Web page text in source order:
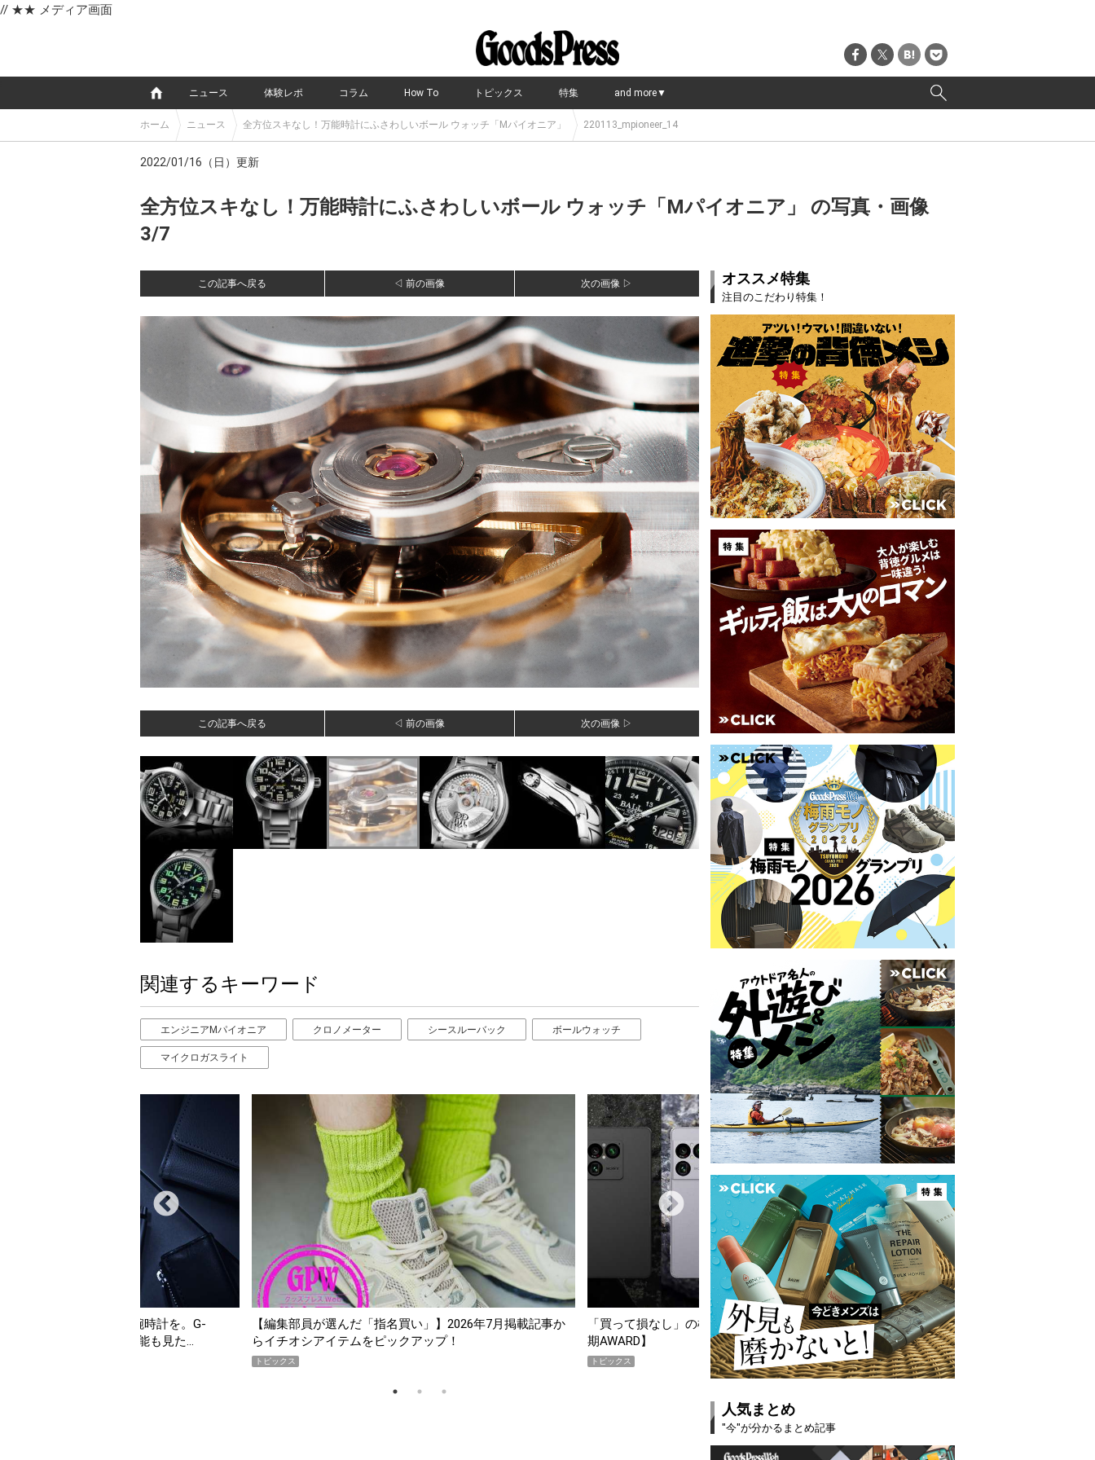
// ★★ メディア画面
ニュース 体験レポ コラム How To トピックス 特集 and more▼
ホーム ニュース 全方位スキなし！万能時計にふさわしいボール ウォッチ「Mパイオニア」 220113_mpioneer_14
2022/01/16（日）更新
全方位スキなし！万能時計にふさわしいボール ウォッチ「Mパイオニア」 の写真・画像
3/7
この記事へ戻る ◁ 前の画像 次の画像 ▷
この記事へ戻る ◁ 前の画像 次の画像 ▷
関連するキーワード
エンジニアMパイオニア クロノメーター シースルーバック ボールウォッチ
マイクロガスライト
だ「指名買い」】2026年7月掲載記事か
「買って損なし」の極上スマホ5選【GoodsPress 2026上半
期AWARD】
トピックス
薄着になる季節の夏こそ“映える”タフな腕時計を。G-
SHOCK「GRAVITYMASTER」は本当に機能も見た…
PR
【編集部員が選んだ「指名買
らイチオシアイテムをピック
トピックス
オススメ特集
注目のこだわり特集！
人気まとめ
"今"が分かるまとめ記事